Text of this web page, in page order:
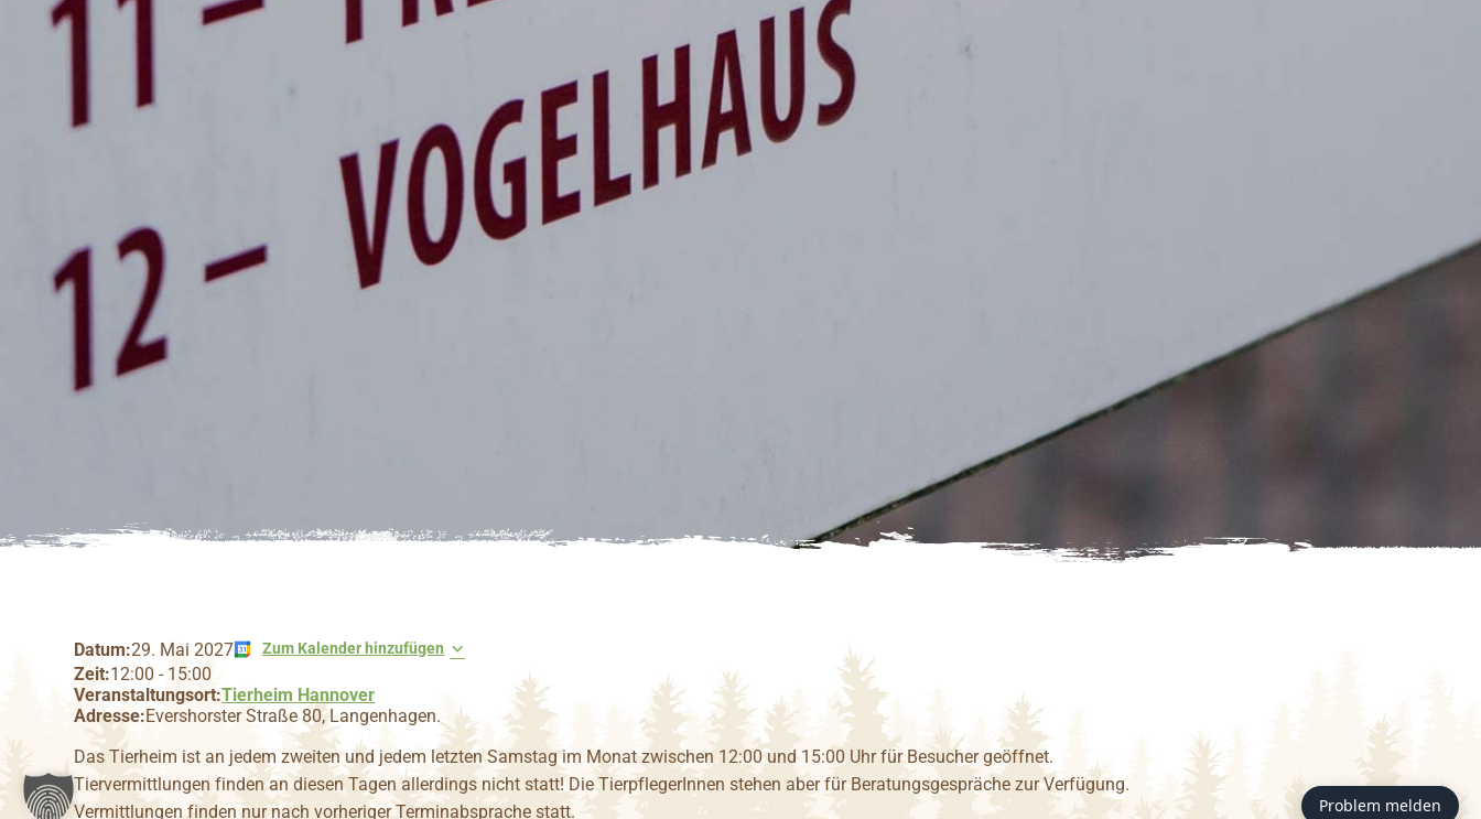
Datum:29. Mai 2027 Zum Kalender hinzufügen
Zeit:12:00 - 15:00
Veranstaltungsort:Tierheim Hannover
Adresse:Evershorster Straße 80, Langenhagen.
Das Tierheim ist an jedem zweiten und jedem letzten Samstag im Monat zwischen 12:00 und 15:00 Uhr für Besucher geöffnet.
Tiervermittlungen finden an diesen Tagen allerdings nicht statt! Die TierpflegerInnen stehen aber für Beratungsgespräche zur Verfügung.
Vermittlungen finden nur nach vorheriger Terminabsprache statt.
Problem melden